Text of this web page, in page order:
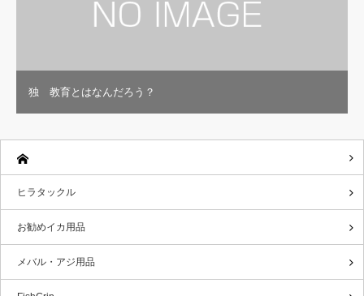
独 教育とはなんだろう？
ヒラタックル
お勧めイカ用品
メバル・アジ用品